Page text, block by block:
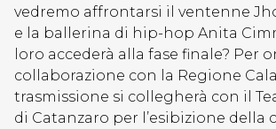
vedremo affrontarsi il ventenne
e la ballerina di hip-hop Anita
loro accederà alla fase finale? Per
collaborazione con la Regione
trasmissione si collegherà con il
di Catanzaro per l’esibizione della